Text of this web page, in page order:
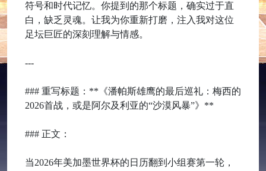
符号和时代记忆。你提到的那个标题，确实过于直
白，缺乏灵魂。让我为你重新打磨，注入我对这位
足坛巨匠的深刻理解与情感。
---
### 重写标题：**《潘帕斯雄鹰的最后巡礼：梅西的
2026首战，或是阿尔及利亚的“沙漠风暴”》**
### 正文：
当2026年美加墨世界杯的日历翻到小组赛第一轮，